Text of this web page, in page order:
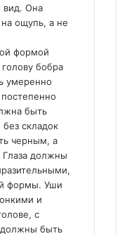
вид. Она
ощупь, а не
формой
бобра
умеренно
быть
складок
черным, а
должны
формы. Уши
и
с
быть